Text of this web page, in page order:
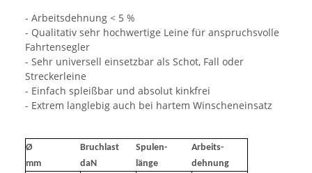
- Arbeitsdehnung < 5 %
- Qualitativ sehr hochwertige Leine für anspruchsvolle
Fahrtensegler
- Sehr universell einsetzbar als Schot, Fall oder
Streckerleine
- Einfach spleißbar und absolut kinkfrei
- Extrem langlebig auch bei hartem Winscheneinsatz
Ø Bruchlast Spulen-
Arbeits-
mm
daN länge
dehnung